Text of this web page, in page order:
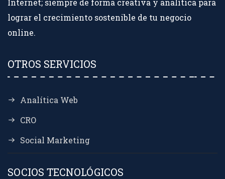
lograr el crecimiento sostenible de tu negocio
online.
OTROS SERVICIOS
Analítica Web
CRO
Social Marketing
SOCIOS TECNOLÓGICOS